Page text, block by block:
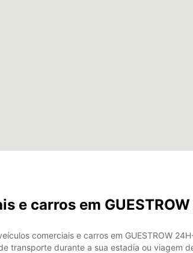
e carros em GUESTROW
comerciais e carros em GUESTROW
transporte durante a sua estadia ou viagem